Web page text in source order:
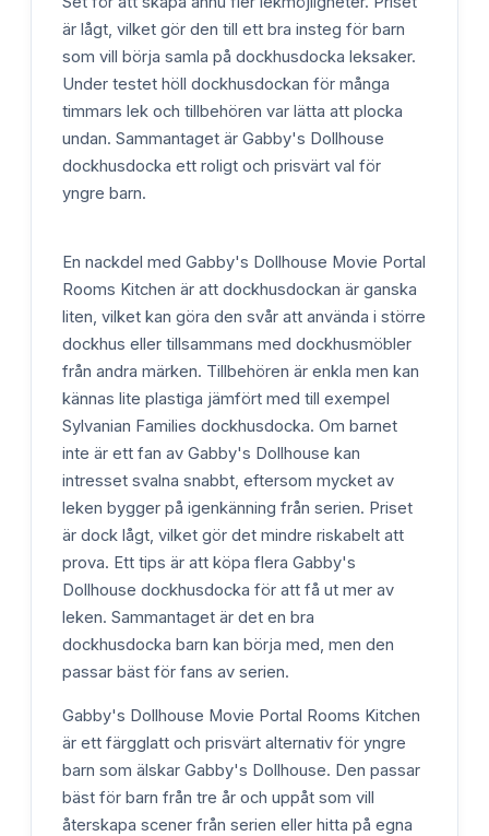
är lågt, vilket gör den till ett bra insteg för barn
som vill börja samla på dockhusdocka leksaker.
Under testet höll dockhusdockan för många
timmars lek och tillbehören var lätta att plocka
undan. Sammantaget är Gabby's Dollhouse
dockhusdocka ett roligt och prisvärt val för
yngre barn.
En nackdel med Gabby's Dollhouse Movie Portal
Rooms Kitchen är att dockhusdockan är ganska
liten, vilket kan göra den svår att använda i större
dockhus eller tillsammans med dockhusmöbler
från andra märken. Tillbehören är enkla men kan
kännas lite plastiga jämfört med till exempel
Sylvanian Families dockhusdocka. Om barnet
inte är ett fan av Gabby's Dollhouse kan
intresset svalna snabbt, eftersom mycket av
leken bygger på igenkänning från serien. Priset
är dock lågt, vilket gör det mindre riskabelt att
prova. Ett tips är att köpa flera Gabby's
Dollhouse dockhusdocka för att få ut mer av
leken. Sammantaget är det en bra
dockhusdocka barn kan börja med, men den
passar bäst för fans av serien.
Gabby's Dollhouse Movie Portal Rooms Kitchen
är ett färgglatt och prisvärt alternativ för yngre
barn som älskar Gabby's Dollhouse. Den passar
bäst för barn från tre år och uppåt som vill
återskapa scener från serien eller hitta på egna